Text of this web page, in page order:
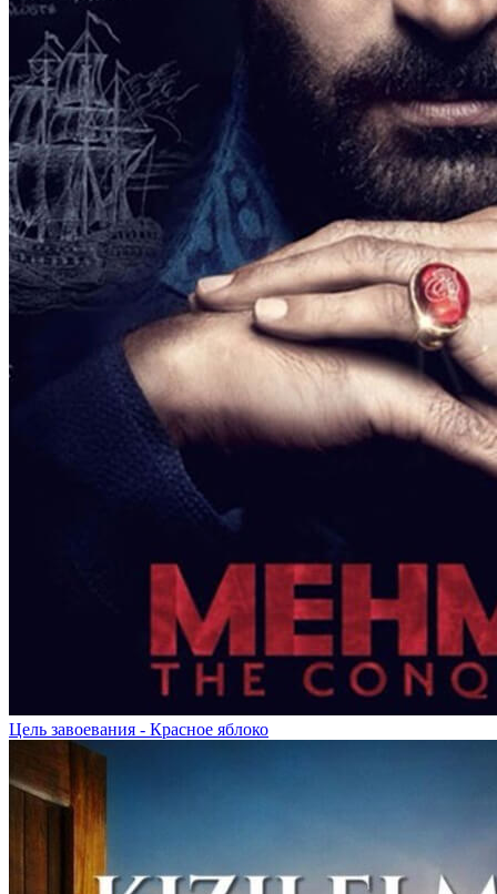
Цель завоевания - Красное яблоко